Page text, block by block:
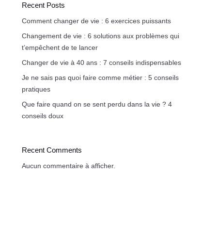
Recent Posts
Comment changer de vie : 6 exercices puissants
Changement de vie : 6 solutions aux problèmes qui
t’empêchent de te lancer
Changer de vie à 40 ans : 7 conseils indispensables
Je ne sais pas quoi faire comme métier : 5 conseils
pratiques
Que faire quand on se sent perdu dans la vie ? 4
conseils doux
Recent Comments
Aucun commentaire à afficher.